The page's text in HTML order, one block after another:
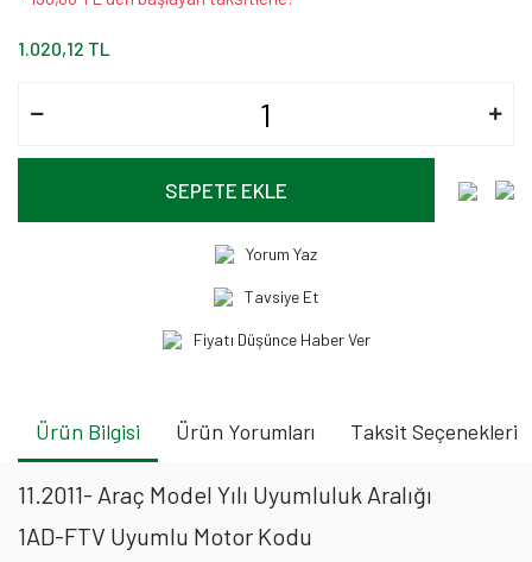
1.020,12 TL
SEPETE EKLE
Yorum Yaz
Tavsiye Et
Fiyatı Düşünce Haber Ver
Ürün Bilgisi Ürün Yorumları Taksit Seçenekleri
11.2011- Araç Model Yılı Uyumluluk Aralığı
1AD-FTV Uyumlu Motor Kodu